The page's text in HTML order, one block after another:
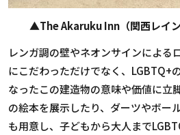
▲The Akaruku Inn（関西レイン
レンガ調の壁やネオンサインによる
にこだわっただけでなく、LGBTQ+
なったこの建造物の意味や価値に立
の絵本を展示したり、ダーツやボー
も用意し、子どもから大人まで